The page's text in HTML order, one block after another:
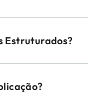
Estruturados?